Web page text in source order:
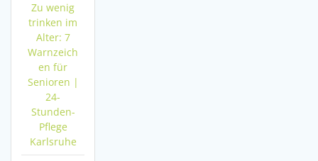
Zu wenig
trinken im
Alter: 7
Warnzeich
en für
Senioren |
24-
Stunden-
Pflege
Karlsruhe